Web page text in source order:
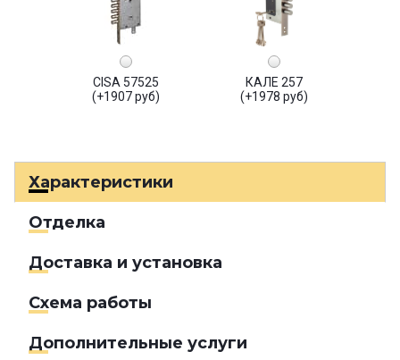
CISA 57525
(+1907 руб)
КАЛЕ 257
(+1978 руб)
Характеристики
Отделка
Доставка и установка
Схема работы
Дополнительные услуги